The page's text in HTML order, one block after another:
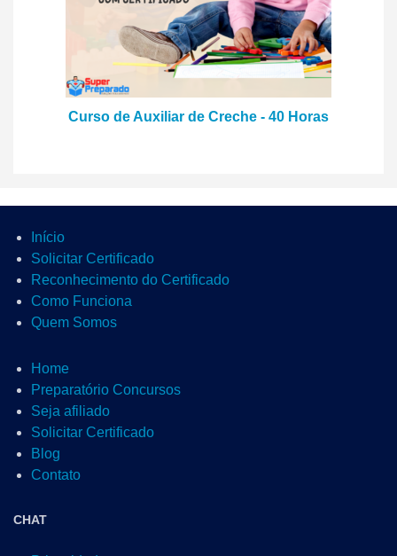
Curso de Auxiliar de Creche - 40 Horas
Início
Solicitar Certificado
Reconhecimento do Certificado
Como Funciona
Quem Somos
Home
Preparatório Concursos
Seja afiliado
Solicitar Certificado
Blog
Contato
CHAT